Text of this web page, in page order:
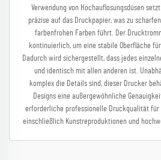
Verwendung von Hochauflosungsdüsen
präzise auf das Druckpapier, was zu
farbenfrohen Farben führt. Der
kontinuierlich, um eine stabile Oberfläche
Dadurch wird sichergestellt, dass jedes
und identisch mit allen anderen ist.
komplex die Details sind, dieser Drucker
Designs eine außergewöhnliche
erforderliche professionelle Druckqualität für
einschließlich Kunstreproduktionen und